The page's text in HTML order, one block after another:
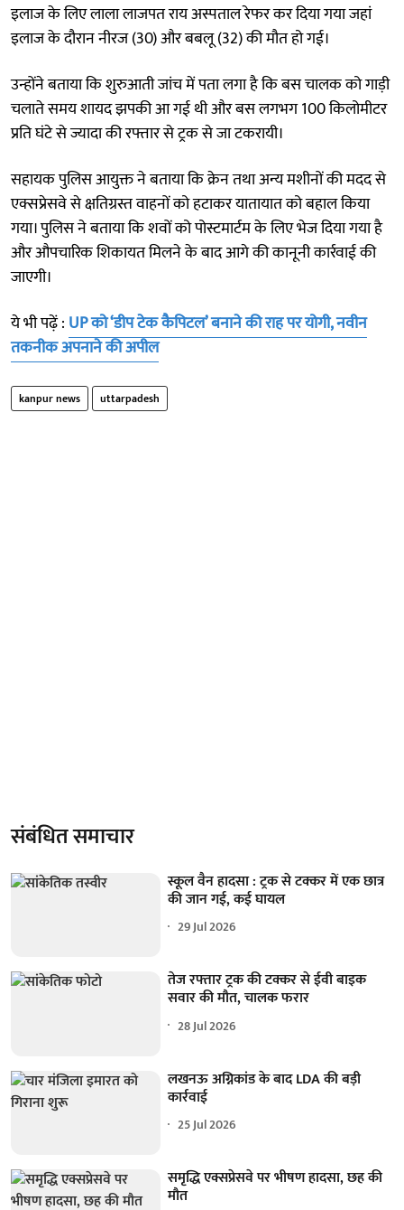
इलाज के लिए लाला लाजपत राय अस्पताल रेफर कर दिया गया जहां
इलाज के दौरान नीरज (30) और बबलू (32) की मौत हो गई।
उन्होंने बताया कि शुरुआती जांच में पता लगा है कि बस चालक को गाड़ी
चलाते समय शायद झपकी आ गई थी और बस लगभग 100 किलोमीटर
प्रति घंटे से ज्यादा की रफ्तार से ट्रक से जा टकरायी।
सहायक पुलिस आयुक्त ने बताया कि क्रेन तथा अन्य मशीनों की मदद से
एक्सप्रेसवे से क्षतिग्रस्त वाहनों को हटाकर यातायात को बहाल किया
गया। पुलिस ने बताया कि शवों को पोस्टमार्टम के लिए भेज दिया गया है
और औपचारिक शिकायत मिलने के बाद आगे की कानूनी कार्रवाई की
जाएगी।
ये भी पढ़ें : UP को ‘डीप टेक कैपिटल’ बनाने की राह पर योगी, नवीन
तकनीक अपनाने की अपील
kanpur news uttarpadesh
संबंधित समाचार
स्कूल वैन हादसा : ट्रक से टक्कर में एक छात्र
की जान गई, कई घायल
29 Jul 2026
तेज रफ्तार ट्रक की टक्कर से ईवी बाइक
सवार की मौत, चालक फरार
28 Jul 2026
लखनऊ अग्निकांड के बाद LDA की बड़ी
कार्रवाई
25 Jul 2026
समृद्धि एक्सप्रेसवे पर भीषण हादसा, छह की
मौत